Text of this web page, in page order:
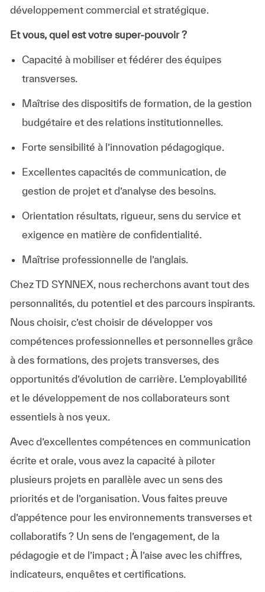
développement commercial et stratégique.
Et vous, quel est votre super-pouvoir ?
Capacité à mobiliser et fédérer des équipes
transverses.
Maîtrise des dispositifs de formation, de la gestion
budgétaire et des relations institutionnelles.
Forte sensibilité à l’innovation pédagogique.
Excellentes capacités de communication, de
gestion de projet et d’analyse des besoins.
Orientation résultats, rigueur, sens du service et
exigence en matière de confidentialité.
Maîtrise professionnelle de l’anglais.
Chez TD SYNNEX, nous recherchons avant tout des
personnalités, du potentiel et des parcours inspirants.
Nous choisir, c’est choisir de développer vos
compétences professionnelles et personnelles grâce
à des formations, des projets transverses, des
opportunités d’évolution de carrière. L’employabilité
et le développement de nos collaborateurs sont
essentiels à nos yeux.
Avec d’excellentes compétences en communication
écrite et orale, vous avez la capacité à piloter
plusieurs projets en parallèle avec un sens des
priorités et de l’organisation. Vous faites preuve
d’appétence pour les environnements transverses et
collaboratifs ? Un sens de l’engagement, de la
pédagogie et de l’impact ; À l’aise avec les chiffres,
indicateurs, enquêtes et certifications.